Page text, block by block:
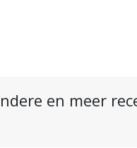
en meer